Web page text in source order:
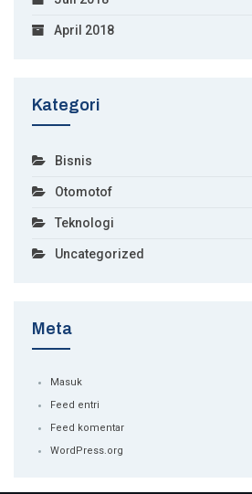
April 2018
Kategori
Bisnis
Otomotof
Teknologi
Uncategorized
Meta
Masuk
Feed entri
Feed komentar
WordPress.org